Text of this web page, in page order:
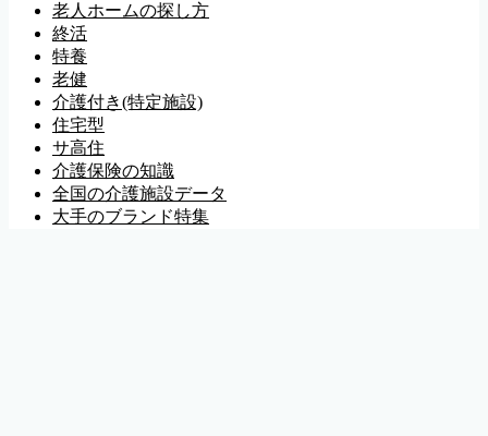
老人ホームの探し方
終活
特養
老健
介護付き(特定施設)
住宅型
サ高住
介護保険の知識
全国の介護施設データ
大手のブランド特集